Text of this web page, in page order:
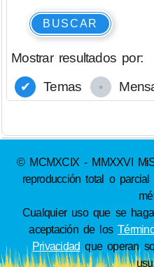
BUSCAR
Mostrar resultados por:
Temas
© MCMXCIX - MMXXVI
reproducción total o
Cualquier uso que se
aceptación de los
Privacidad que operan